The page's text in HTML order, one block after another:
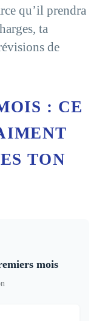
qu’il prendra
ta
de
: CE
TON
mois